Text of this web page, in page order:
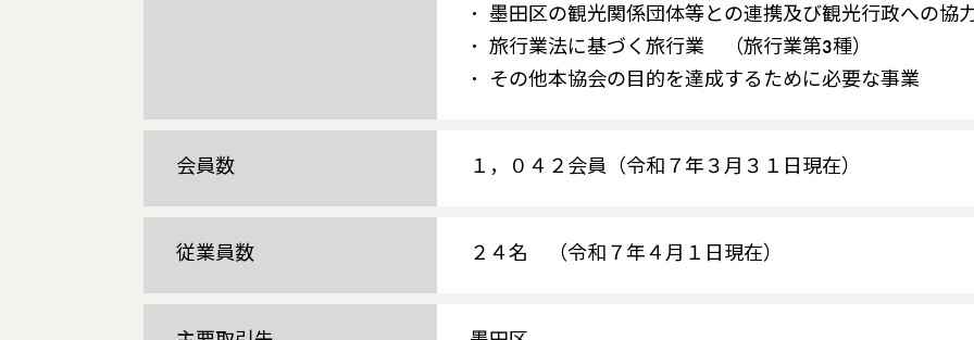
墨田区の観光関係団体等との連携及び観光行政への協
旅行業法に基づく旅行業 （旅行業第3種）
その他本協会の目的を達成するために必要な事業
会員数 １，０４２会員（令和７年３月３１日現在）
従業員数 ２４名 （令和７年４月１日現在）